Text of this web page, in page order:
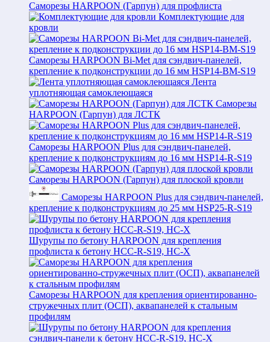
Саморезы HARPOON (Гарпун) для профлиста
Комплектующие для
кровли
Саморезы HARPOON Bi-Met для сэндвич-панелей,
крепление к подконструкции до 16 мм HSP14-BM-S19
Лента
уплотняющая самоклеющаяся
Саморезы
HARPOON (Гарпун) для ЛСТК
Саморезы HARPOON Plus для сэндвич-панелей,
крепление к подконструкциям до 16 мм HSP14-R-S19
Саморезы HARPOON (Гарпун) для плоской кровли
Саморезы HARPOON Plus для сэндвич-панелей,
крепление к подконструкциям до 25 мм HSP25-R-S19
Шурупы по бетону HARPOON для крепления
профлиста к бетону HCC-R-S19, HC-X
Саморезы HARPOON для крепления ориентированно-
стружечных плит (ОСП), аквапанелей к стальным
профилям